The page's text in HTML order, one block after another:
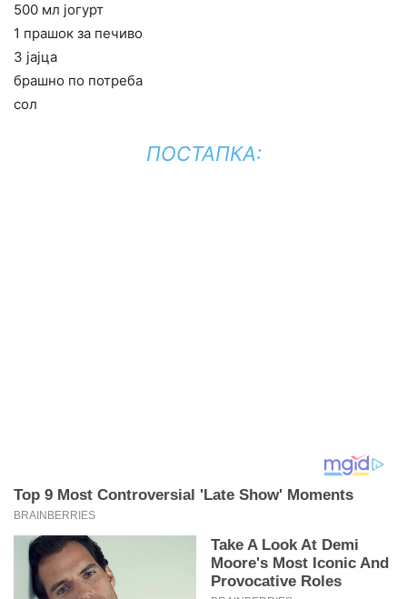
500 мл јогурт
1 прашок за печиво
3 јајца
брашно по потреба
сол
ПОСТАПКА: